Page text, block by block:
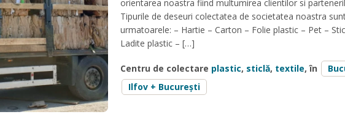
orientarea noastra fiind multumirea clientilor si
Tipurile de deseuri colectatea de societatea noastra
urmatoarele: – Hartie – Carton – Folie plastic – Pet –
Ladite plastic – […]
Centru de colectare plastic, sticlă, textile, în
Ilfov + București